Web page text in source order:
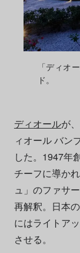
「ディオ
ド。
ディオールが
ィオール バン
した。1947年
チーフに導か
ュ」のファサ
再解釈。日本
にはライトア
させる。